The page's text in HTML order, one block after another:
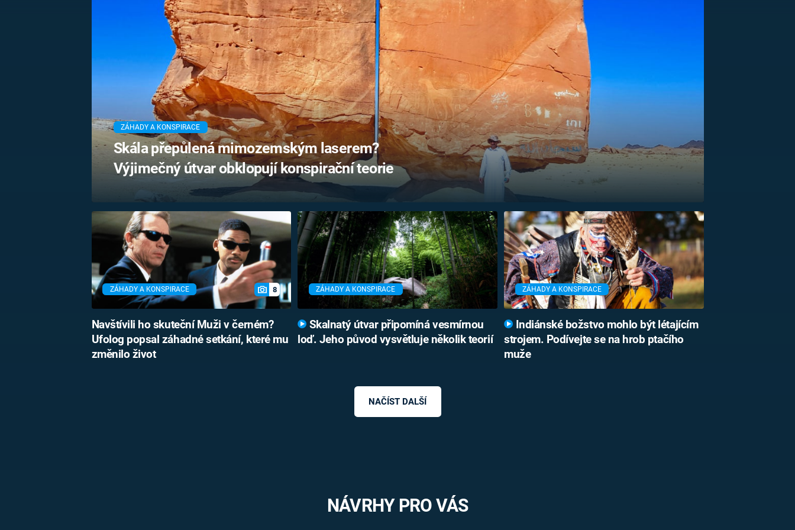
MARIE TEREZIE
NAPOLEON
BONAPARTE
BRITSKÁ
KRÁLOVSKÁ
RODINA
UFO A
MIMOZEMŠŤANÉ
UTAJENÉ PŘÍBĚHY
ČESKÝCH DĚJIN
ALTERNATIVNÍ
HISTORIE
HORORY VERSUS
REALITA
OPTICKÉ ILUZE A
KLAMY
ZÁHADY A KONSPIRACE
Skála přepůlená mimozemským laserem?
Výjimečný útvar obklopují konspirační teorie
ZÁHADY A KONSPIRACE 8
Navštívili ho skuteční Muži v černém?
Ufolog popsal záhadné setkání, které mu
změnilo život
ZÁHADY A KONSPIRACE
Skalnatý útvar připomíná vesmírnou
loď. Jeho původ vysvětluje několik teorií
ZÁHADY A KONSPIRACE
Indiánské božstvo mohlo být létajícím
strojem. Podívejte se na hrob ptačího
muže
NAČÍST DALŠÍ
NÁVRHY PRO VÁS